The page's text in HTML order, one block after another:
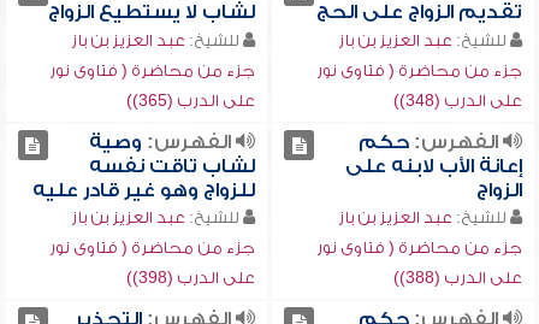
تقديم الزواج على الحج
للشيخ: عبد العزيز بن باز
جزء من محاضرة ( فتاوى نور
على الدرب (348))
لشاب لا يستطيع الزواج
للشيخ: عبد العزيز بن باز
جزء من محاضرة ( فتاوى نور
على الدرب (365))
الفهرس:حكم
إعانة الأب لابنه على
الزواج
للشيخ: عبد العزيز بن باز
جزء من محاضرة ( فتاوى نور
على الدرب (388))
الفهرس: وصية
لشاب تاقت نفسه
للزواج وهو غير قادر عليه
للشيخ: عبد العزيز بن باز
جزء من محاضرة ( فتاوى نور
على الدرب (398))
الفهرس:حكم
الفهرس:التحذير